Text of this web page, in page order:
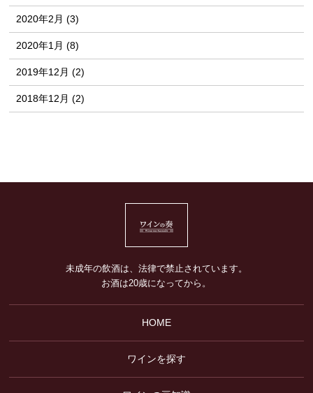
2020年2月 (3)
2020年1月 (8)
2019年12月 (2)
2018年12月 (2)
未成年の飲酒は、法律で禁止されています。
お酒は20歳になってから。
HOME
ワインを探す